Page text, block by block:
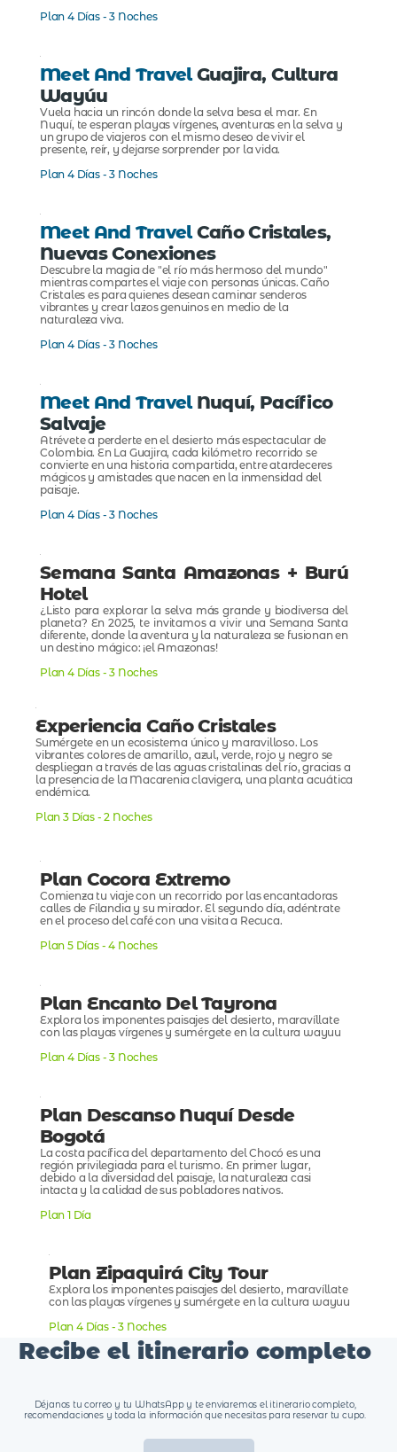
Plan 4 Días - 3 Noches
Meet And TravelGuajira, Cultura
Wayúu
Vuela hacia un rincón donde la selva besa el mar. En
Nuquí, te esperan playas vírgenes, aventuras en la selva y
un grupo de viajeros con el mismo deseo de vivir el
presente, reír, y dejarse sorprender por la vida.
Plan 4 Días - 3 Noches
Meet And TravelCaño Cristales,
Nuevas Conexiones
Descubre la magia de "el río más hermoso del mundo"
mientras compartes el viaje con personas únicas. Caño
Cristales es para quienes desean caminar senderos
vibrantes y crear lazos genuinos en medio de la
naturaleza viva.
Plan 4 Días - 3 Noches
Meet And TravelNuquí, Pacífico
Salvaje
Atrévete a perderte en el desierto más espectacular de
Colombia. En La Guajira, cada kilómetro recorrido se
convierte en una historia compartida, entre atardeceres
mágicos y amistades que nacen en la inmensidad del
paisaje.
Plan 4 Días - 3 Noches
Semana Santa Amazonas + Burú
Hotel
¿Listo para explorar la selva más grande y biodiversa del
planeta? En 2025, te invitamos a vivir una Semana Santa
diferente, donde la aventura y la naturaleza se fusionan en
un destino mágico: ¡el Amazonas!
Plan 4 Días - 3 Noches
Experiencia Caño Cristales
Sumérgete en un ecosistema único y maravilloso. Los
vibrantes colores de amarillo, azul, verde, rojo y negro se
despliegan a través de las aguas cristalinas del río, gracias a
la presencia de la Macarenia clavigera, una planta acuática
endémica.
Plan 3 Días - 2 Noches
Plan Cocora Extremo
Comienza tu viaje con un recorrido por las encantadoras
calles de Filandia y su mirador. El segundo día, adéntrate
en el proceso del café con una visita a Recuca.
Plan 5 Días - 4 Noches
Plan Encanto Del Tayrona
Explora los imponentes paisajes del desierto, maravíllate
con las playas vírgenes y sumérgete en la cultura wayuu
Plan 4 Días - 3 Noches
Plan Descanso Nuquí Desde
Bogotá
La costa pacífica del departamento del Chocó es una
región privilegiada para el turismo. En primer lugar,
debido a la diversidad del paisaje, la naturaleza casi
intacta y la calidad de sus pobladores nativos.
Plan 1 Día
Plan Zipaquirá City Tour
Explora los imponentes paisajes del desierto, maravíllate
con las playas vírgenes y sumérgete en la cultura wayuu
Plan 4 Días - 3 Noches
Recibe el itinerario completo
Déjanos tu correo y tu WhatsApp y te enviaremos el itinerario completo,
recomendaciones y toda la información que necesitas para reservar tu cupo.